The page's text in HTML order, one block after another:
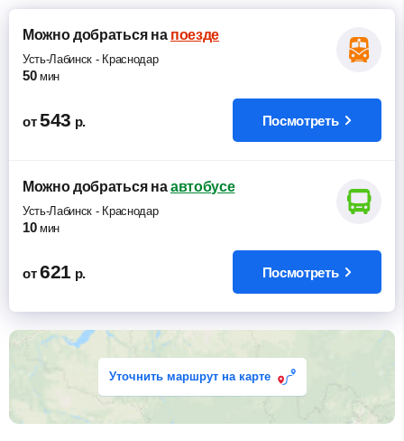
Можно добратьсяна поезде
Усть-Лабинск - Краснодар
50 мин
от 543 р. Посмотреть
Можно добратьсяна автобусе
Усть-Лабинск - Краснодар
10 мин
от 621 р. Посмотреть
Уточнить маршрут на карте